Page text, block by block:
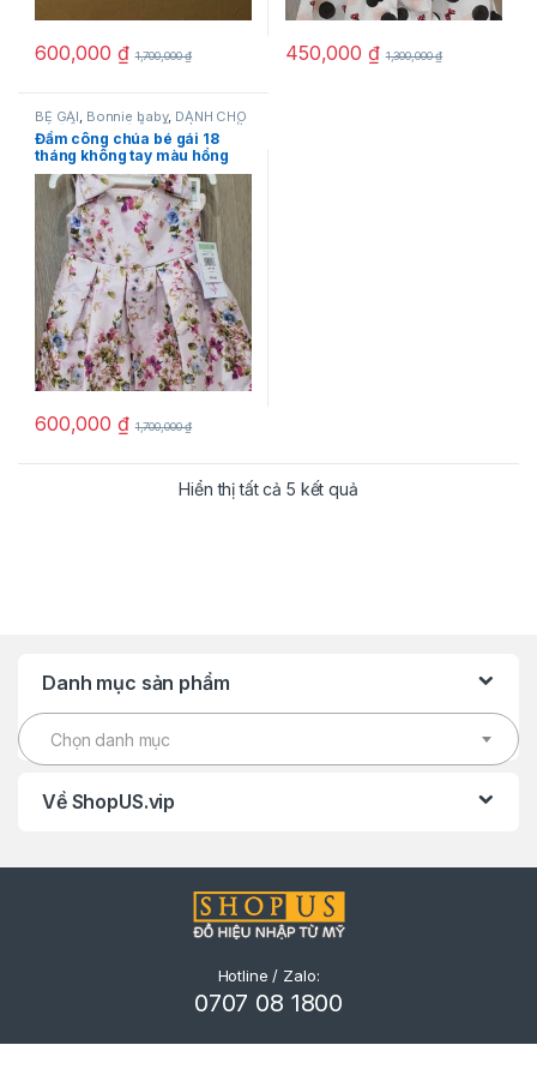
600,000 ₫ 1,700,000₫ 450,000 ₫ 1,300,000₫
BÉ GÁI, Bonnie baby, DÀNH CHO
BÉ, ĐẦM+SET ĐỒ BỘ HÀNG MỚI
VỀ,NEW,SẢN PHẨM KHUYẾN
MÃI
Đầm công chúa bé gái 18
tháng không tay màu hồng
size 18M hiệu Bonnie baby
chính hãng hàng hiệu mỹ
600,000 ₫ 1,700,000₫
Hiển thị tất cả 5 kết quả
Danh mục sản phẩm
Chọn danh mục
Về ShopUS.vip
Hotline / Zalo:
0707 08 1800